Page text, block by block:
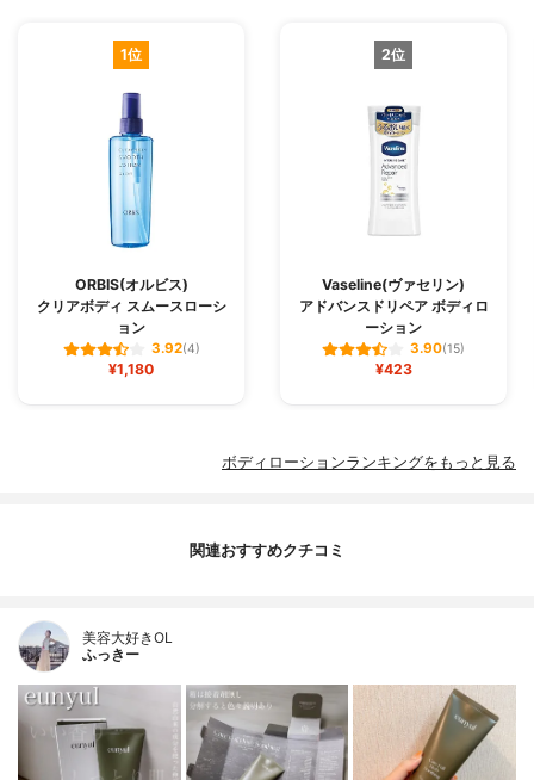
1位
ORBIS(オルビス)
クリアボディ スムースローシ
ョン
3.92(4)
¥1,180
2位
Vaseline(ヴァセリン)
アドバンスドリペア ボディロ
ーション
3.90(15)
¥423
ボディローションランキングをもっと見る
関連おすすめクチコミ
美容大好きOL
ふっきー